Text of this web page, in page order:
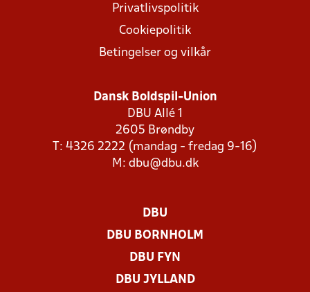
Privatlivspolitik
Cookiepolitik
Betingelser og vilkår
Dansk Boldspil-Union
DBU Allé 1
2605 Brøndby
T: 4326 2222 (mandag - fredag 9-16)
M: dbu@dbu.dk
DBU
DBU BORNHOLM
DBU FYN
DBU JYLLAND